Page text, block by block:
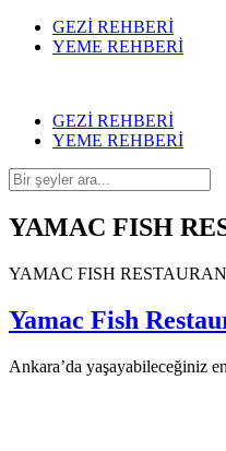
GEZİ REHBERİ
YEME REHBERİ
GEZİ REHBERİ
YEME REHBERİ
YAMAC FISH
YAMAC FISH
Yamac Fish
Ankara’da yaşayabileceğiniz